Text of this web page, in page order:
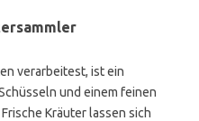
verarbeitest, ist ein
und einem feinen
Kräuter lassen sich